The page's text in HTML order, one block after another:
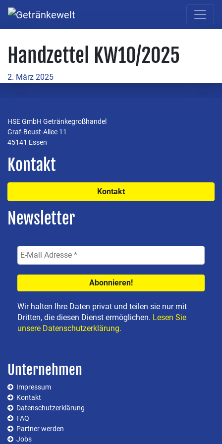
Handzettel KW10/2025
2. März 2025
HSE GmbH Getränkegroßhandel
Graf-Beust-Allee 11
45141 Essen
Kontakt
Kontakt
Newsletter
Wir halten Ihre Daten privat und teilen sie nur mit
Dritten, die diesen Dienst ermöglichen. Lesen Sie
unsere Datenschutzerklärung.
Unternehmen
Impressum
Kontakt
Datenschutzerklärung
FAQ
Partner werden
Jobs